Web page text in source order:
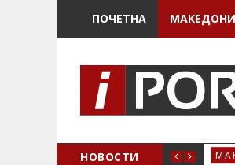
ПОЧЕТНА
НОВОСТИ
ЖЕНСКО ЗДРАВЈЕ ВО КРИВА ПАЛАНКА